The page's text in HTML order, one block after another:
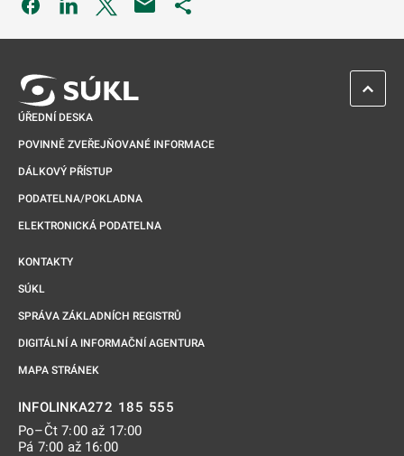
ÚŘEDNÍ DESKA
POVINNĚ ZVEŘEJŇOVANÉ INFORMACE
DÁLKOVÝ PŘÍSTUP
PODATELNA/POKLADNA
ELEKTRONICKÁ PODATELNA
KONTAKTY
SÚKL
SPRÁVA ZÁKLADNÍCH REGISTRŮ
DIGITÁLNÍ A INFORMAČNÍ AGENTURA
MAPA STRÁNEK
INFOLINKA272 185 555
Po–Čt 7:00 až 17:00
Pá 7:00 až 16:00
ZPĚT